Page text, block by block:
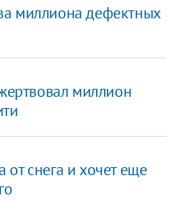
миллиона дефектных
миллион
от снега и хочет еще